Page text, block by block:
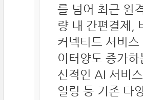
를 넘어 최근 원
량 내 간편결제,
커넥티드 서비
이터양도 증가
신적인 AI 서비
일링 등 기존 다